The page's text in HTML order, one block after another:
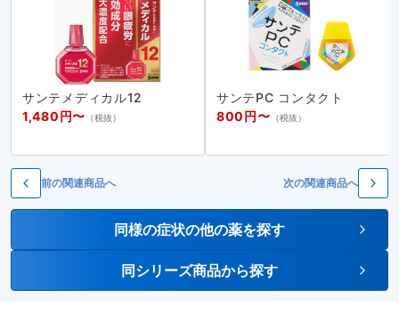
サンテメディカル12
1,480円〜 （税抜）
サンテPC コンタクト
800円〜 （税抜）
前の関連商品へ 次の関連商品へ
同様の症状の他の薬を探す
同シリーズ商品から探す